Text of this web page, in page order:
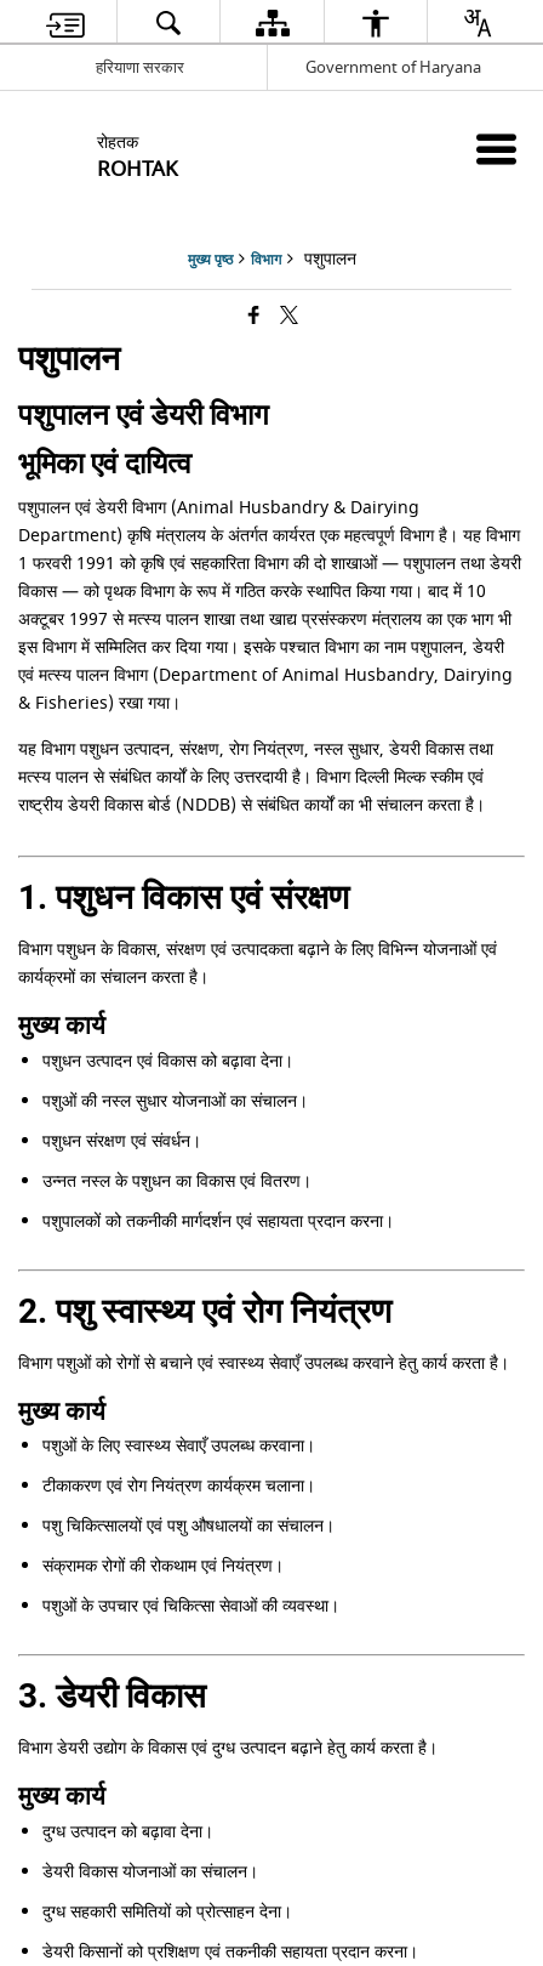
हरियाणा सरकार Government of Haryana
रोहतक
ROHTAK
मुख्य पृष्ठ विभाग पशुपालन
पशुपालन
पशुपालन एवं डेयरी विभाग
भूमिका एवं दायित्व
पशुपालन एवं डेयरी विभाग (Animal Husbandry & Dairying
Department) कृषि मंत्रालय के अंतर्गत कार्यरत एक महत्वपूर्ण विभाग है। यह विभाग
1 फरवरी 1991 को कृषि एवं सहकारिता विभाग की दो शाखाओं — पशुपालन तथा डेयरी
विकास — को पृथक विभाग के रूप में गठित करके स्थापित किया गया। बाद में 10
अक्टूबर 1997 से मत्स्य पालन शाखा तथा खाद्य प्रसंस्करण मंत्रालय का एक भाग भी
इस विभाग में सम्मिलित कर दिया गया। इसके पश्चात विभाग का नाम पशुपालन, डेयरी
एवं मत्स्य पालन विभाग (Department of Animal Husbandry, Dairying
& Fisheries) रखा गया।
यह विभाग पशुधन उत्पादन, संरक्षण, रोग नियंत्रण, नस्ल सुधार, डेयरी विकास तथा
मत्स्य पालन से संबंधित कार्यों के लिए उत्तरदायी है। विभाग दिल्ली मिल्क स्कीम एवं
राष्ट्रीय डेयरी विकास बोर्ड (NDDB) से संबंधित कार्यों का भी संचालन करता है।
1. पशुधन विकास एवं संरक्षण
विभाग पशुधन के विकास, संरक्षण एवं उत्पादकता बढ़ाने के लिए विभिन्न योजनाओं एवं
कार्यक्रमों का संचालन करता है।
मुख्य कार्य
पशुधन उत्पादन एवं विकास को बढ़ावा देना।
पशुओं की नस्ल सुधार योजनाओं का संचालन।
पशुधन संरक्षण एवं संवर्धन।
उन्नत नस्ल के पशुधन का विकास एवं वितरण।
पशुपालकों को तकनीकी मार्गदर्शन एवं सहायता प्रदान करना।
2. पशु स्वास्थ्य एवं रोग नियंत्रण
विभाग पशुओं को रोगों से बचाने एवं स्वास्थ्य सेवाएँ उपलब्ध करवाने हेतु कार्य करता है।
मुख्य कार्य
पशुओं के लिए स्वास्थ्य सेवाएँ उपलब्ध करवाना।
टीकाकरण एवं रोग नियंत्रण कार्यक्रम चलाना।
पशु चिकित्सालयों एवं पशु औषधालयों का संचालन।
संक्रामक रोगों की रोकथाम एवं नियंत्रण।
पशुओं के उपचार एवं चिकित्सा सेवाओं की व्यवस्था।
3. डेयरी विकास
विभाग डेयरी उद्योग के विकास एवं दुग्ध उत्पादन बढ़ाने हेतु कार्य करता है।
मुख्य कार्य
दुग्ध उत्पादन को बढ़ावा देना।
डेयरी विकास योजनाओं का संचालन।
दुग्ध सहकारी समितियों को प्रोत्साहन देना।
डेयरी किसानों को प्रशिक्षण एवं तकनीकी सहायता प्रदान करना।